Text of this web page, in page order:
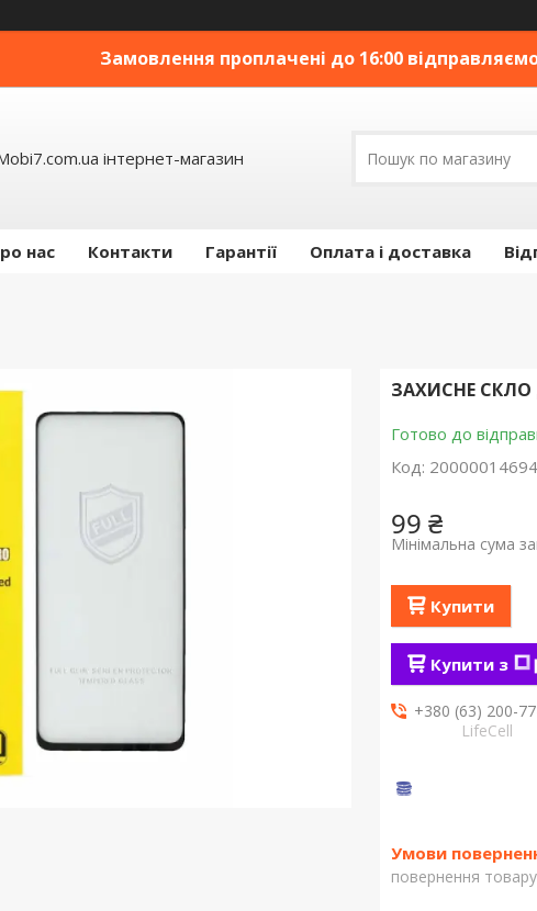
Замовлення проплачені до 16:00
інтернет-магазин
нас Контакти Гарантії Оплата і доставка
ЗАХИСНЕ СКЛО
Готово до
Код:
99 ₴
Мінімальна сума
Купити
Купити з
+380 (63) 200-
LifeCell
повернення